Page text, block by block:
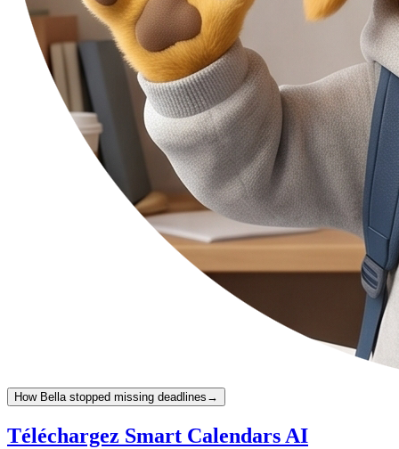
How Bella stopped missing deadlines →
Téléchargez Smart Calendars AI